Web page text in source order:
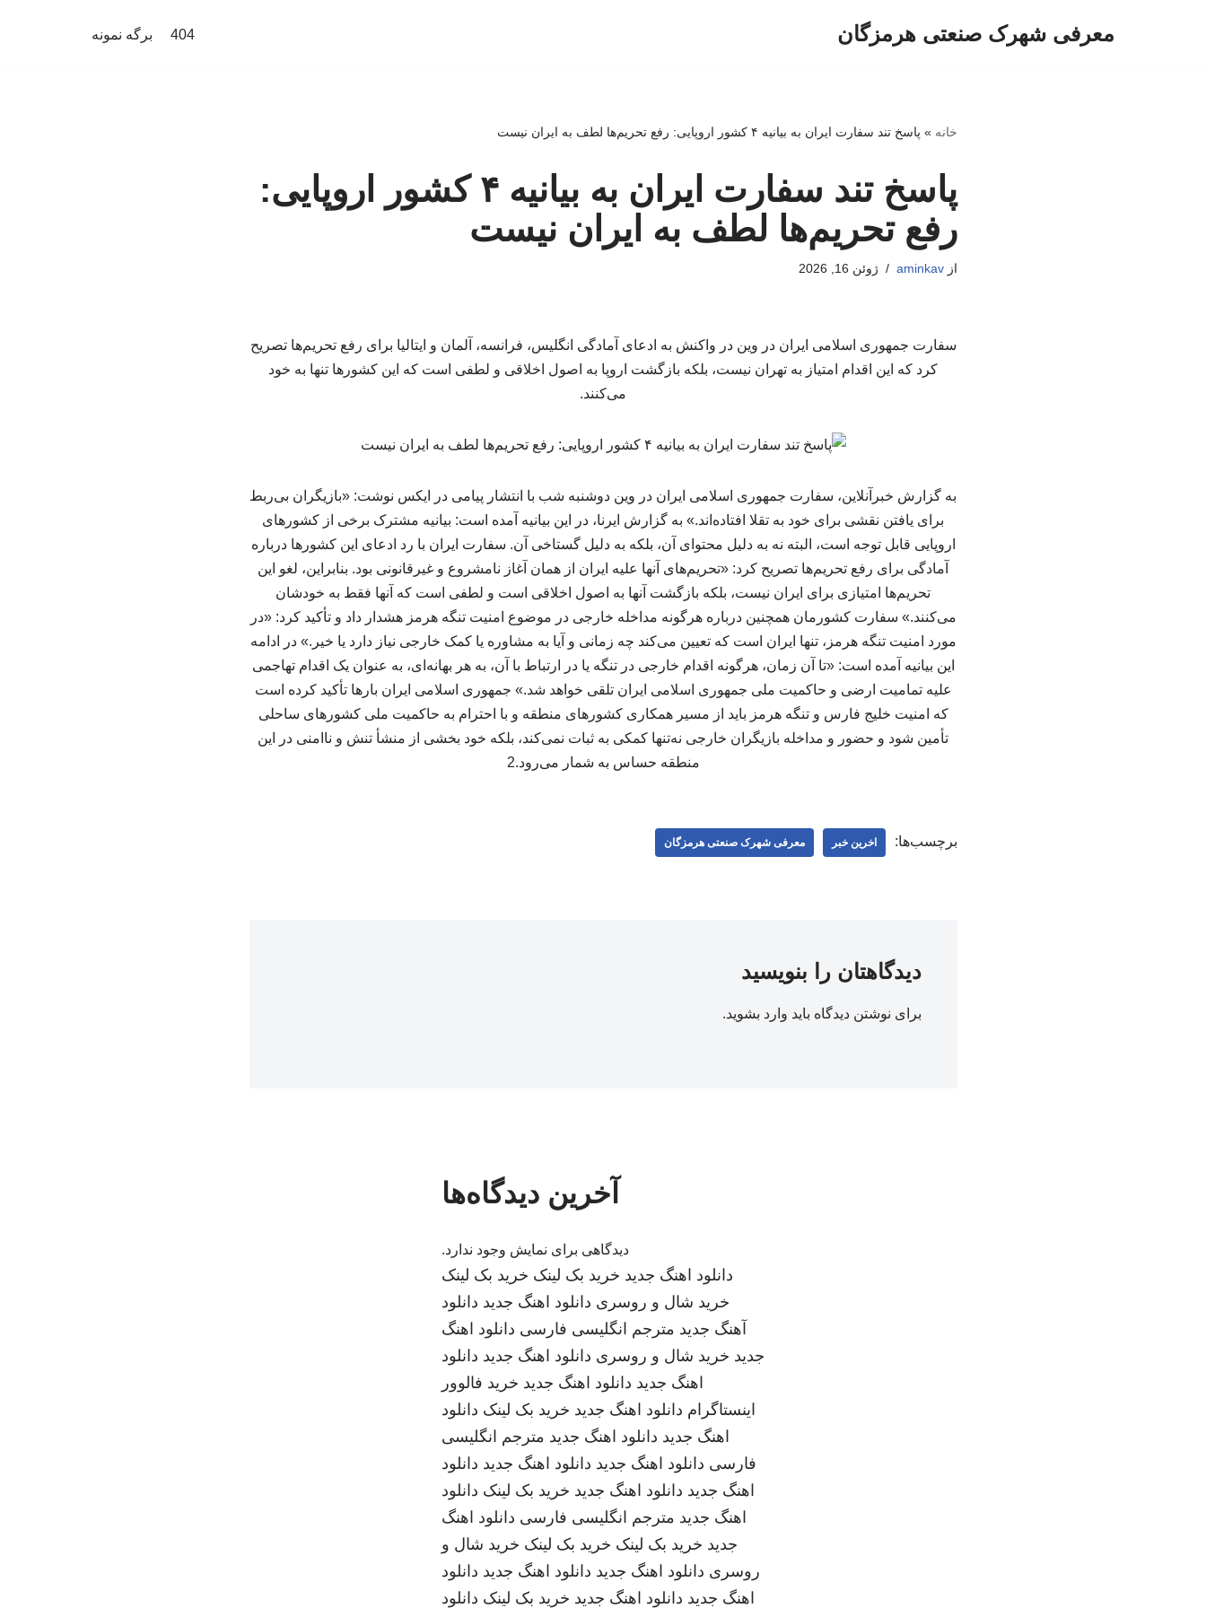
معرفی شهرک صنعتی هرمزگان 404 برگه نمونه
خانه » پاسخ تند سفارت ایران به بیانیه ۴ کشور اروپایی: رفع تحریم‌ها لطف به ایران نیست
پاسخ تند سفارت ایران به بیانیه ۴ کشور اروپایی:
رفع تحریم‌ها لطف به ایران نیست
ازaminkav ژوئن 16, 2026
سفارت جمهوری اسلامی ایران در وین در واکنش به ادعای آمادگی انگلیس، فرانسه، آلمان و ایتالیا برای رفع تحریم‌ها تصریح
کرد که این اقدام امتیاز به تهران نیست، بلکه بازگشت اروپا به اصول اخلاقی و لطفی است که این کشورها تنها به خود
می‌کنند.
به گزارش خبرآنلاین، سفارت جمهوری اسلامی ایران در وین دوشنبه شب با انتشار پیامی در ایکس نوشت: «بازیگران بی‌ربط
برای یافتن نقشی برای خود به تقلا افتاده‌اند.» به گزارش ایرنا، در این بیانیه آمده است: بیانیه مشترک برخی از کشورهای
اروپایی قابل توجه است، البته نه به دلیل محتوای آن، بلکه به دلیل گستاخی آن. سفارت ایران با رد ادعای این کشورها درباره
آمادگی برای رفع تحریم‌ها تصریح کرد: «تحریم‌های آنها علیه ایران از همان آغاز نامشروع و غیرقانونی بود. بنابراین، لغو این
تحریم‌ها امتیازی برای ایران نیست، بلکه بازگشت آنها به اصول اخلاقی است و لطفی است که آنها فقط به خودشان
می‌کنند.» سفارت کشورمان همچنین درباره هرگونه مداخله خارجی در موضوع امنیت تنگه هرمز هشدار داد و تأکید کرد: «در
مورد امنیت تنگه هرمز، تنها ایران است که تعیین می‌کند چه زمانی و آیا به مشاوره یا کمک خارجی نیاز دارد یا خیر.» در ادامه
این بیانیه آمده است: «تا آن زمان، هرگونه اقدام خارجی در تنگه یا در ارتباط با آن، به هر بهانه‌ای، به عنوان یک اقدام تهاجمی
علیه تمامیت ارضی و حاکمیت ملی جمهوری اسلامی ایران تلقی خواهد شد.» جمهوری اسلامی ایران بارها تأکید کرده است
که امنیت خلیج فارس و تنگه هرمز باید از مسیر همکاری کشورهای منطقه و با احترام به حاکمیت ملی کشورهای ساحلی
تأمین شود و حضور و مداخله بازیگران خارجی نه‌تنها کمکی به ثبات نمی‌کند، بلکه خود بخشی از منشأ تنش و ناامنی در این
منطقه حساس به شمار می‌رود.2
برچسب‌ها: اخرین خبر معرفی شهرک صنعتی هرمزگان
دیدگاهتان را بنویسید
برای نوشتن دیدگاه باید وارد بشوید.
آخرین دیدگاه‌ها
دیدگاهی برای نمایش وجود ندارد.
دانلود اهنگ جدید خرید بک لینک خرید بک لینک
خرید شال و روسری دانلود اهنگ جدید دانلود
آهنگ جدید مترجم انگلیسی فارسی دانلود اهنگ
جدید خرید شال و روسری دانلود اهنگ جدید دانلود
اهنگ جدید دانلود اهنگ جدید خرید فالوور
اینستاگرام دانلود اهنگ جدید خرید بک لینک دانلود
اهنگ جدید دانلود اهنگ جدید مترجم انگلیسی
فارسی دانلود اهنگ جدید دانلود اهنگ جدید دانلود
اهنگ جدید دانلود اهنگ جدید خرید بک لینک دانلود
اهنگ جدید مترجم انگلیسی فارسی دانلود اهنگ
جدید خرید بک لینک خرید بک لینک خرید شال و
روسری دانلود اهنگ جدید دانلود اهنگ جدید دانلود
اهنگ جدید دانلود اهنگ جدید خرید بک لینک دانلود